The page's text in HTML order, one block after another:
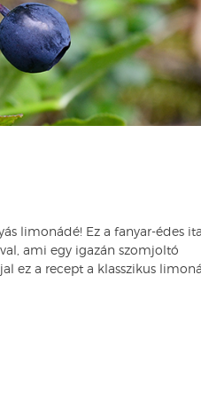
limonádé! Ez a fanyar-édes ital
ami egy igazán szomjoltó
ez a recept a klasszikus